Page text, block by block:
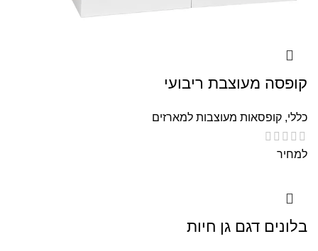
קופסה מעוצבת ריבועי
כללי, קופסאות מעוצבות למארזים
למחיר
בלונים דגם גן חיות